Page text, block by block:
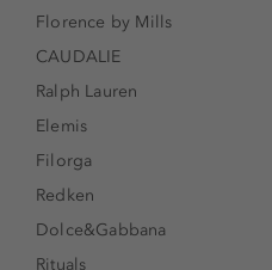
Florence by Mills
CAUDALIE
Ralph Lauren
Elemis
Filorga
Redken
Dolce&Gabbana
Rituals